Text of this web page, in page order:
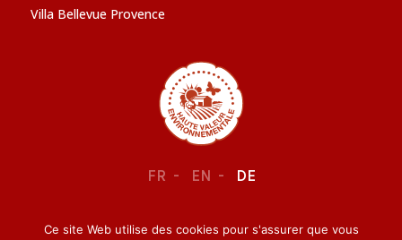
Villa Bellevue Provence
FR EN DE
RECHTLICHE INFORMATIONEN–VERTRAULICHKEIT
Ce site Web utilise des cookies pour s'assurer que vous